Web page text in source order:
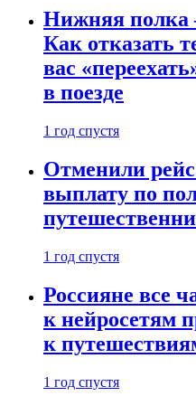
Нижняя полка
Как отказать
вас
в поезде
1 год спустя
Отменили
выплату по
1 год спустя
Россияне все
к нейросетям
к
1 год спустя